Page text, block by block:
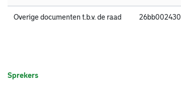
Overige documenten t.b.v. de raad 26bb002430
Sprekers